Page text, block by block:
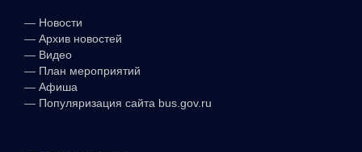
— Новости
— Архив новостей
— Видео
— План мероприятий
— Афиша
— Популяризация сайта bus.gov.ru